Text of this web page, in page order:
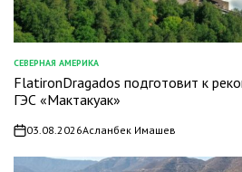
ОПУБЛИКОВАНО
В
СЕВЕРНАЯ АМЕРИКА
FlatironDragados подготовит к
ГЭС «Мактакуак»
on03.08.2026Асланбек Имашев